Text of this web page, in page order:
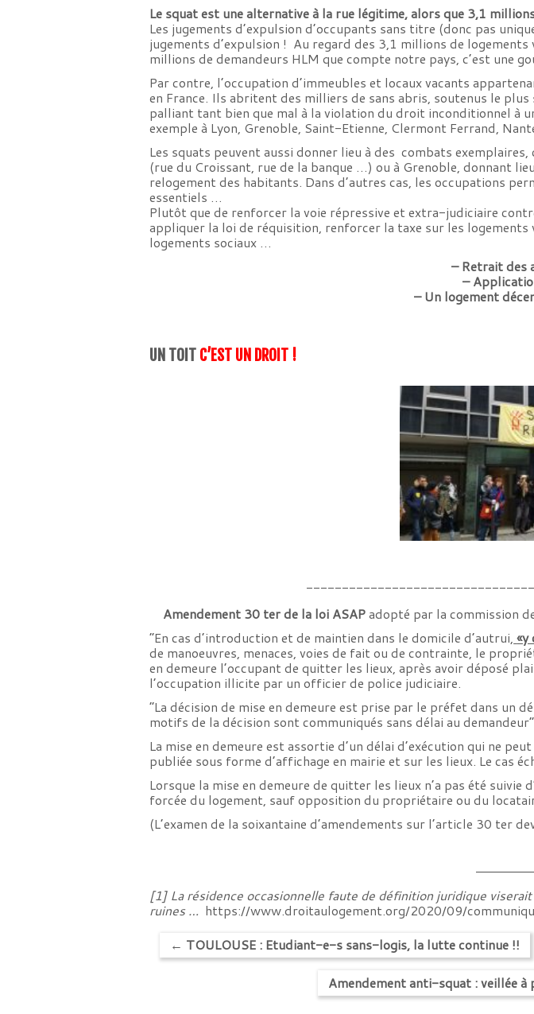
Le squat est une alternative à la rue légitime, alors que 3,1
Les jugements d’expulsion d’occupants sans titre (donc pas
jugements d’expulsion ! Au regard des 3,1 millions de
millions de demandeurs HLM que compte notre pays, c’est une
Par contre, l’occupation d’immeubles et locaux vacants
en France. Ils abritent des milliers de sans abris, soutenus le
palliant tant bien que mal à la violation du droit inconditionnel à
exemple à Lyon, Grenoble, Saint-Etienne, Clermont Ferrand,
Les squats peuvent aussi donner lieu à des combats
(rue du Croissant, rue de la banque …) ou à Grenoble, donnant
relogement des habitants. Dans d’autres cas, les occupations
essentiels …
Plutôt que de renforcer la voie répressive et extra-judiciaire
appliquer la loi de réquisition, renforcer la taxe sur les
logements sociaux …
– Retrait des
–
– Un logement
UN TOIT C’EST UN DROIT !
Amendement 30 ter de la loi ASAPadopté par la commission
“En cas d’introduction et de maintien dans le domicile d’autrui, «y
de manoeuvres, menaces, voies de fait ou de contrainte, le
en demeure l’occupant de quitter les lieux, après avoir déposé
l’occupation illicite par un officier de police judiciaire.
“La décision de mise en demeure est prise par le préfet dans un
motifs de la décision sont communiqués sans délai au demandeur”
La mise en demeure est assortie d’un délai d’exécution qui ne
publiée sous forme d’affichage en mairie et sur les lieux. Le cas
Lorsque la mise en demeure de quitter les lieux n’a pas été
forcée du logement, sauf opposition du propriétaire ou du
(L’examen de la soixantaine d’amendements sur l’article 30 ter
[1] La résidence occasionnelle faute de définition juridique
ruines … https://www.droitaulogement.org/2020/09/
← TOULOUSE : Etudiant-e-s sans-logis, la lutte continue !!
Amendement anti-squat : veillée